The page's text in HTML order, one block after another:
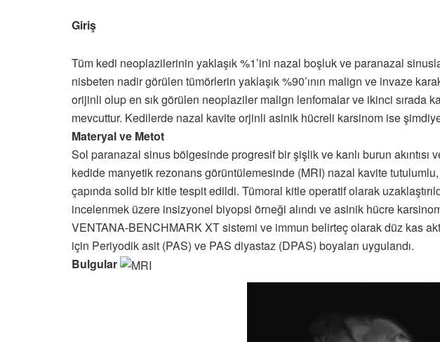
Giriş
Tüm kedi neoplazilerinin yaklaşık %1’ini nazal boşluk ve paranazal
nisbeten nadir görülen tümörlerin yaklaşık %90’ının malign ve invaze
orijinli olup en sık görülen neoplaziler malign lenfomalar ve ikinci sırada
mevcuttur. Kedilerde nazal kavite orjinli asinik hücreli karsinom ise
Materyal ve Metot
Sol paranazal sinus bölgesinde progresif bir şişlik ve kanlı burun
kedide manyetik rezonans görüntülemesinde (MRI) nazal kavite
çapında solid bir kitle tespit edildi. Tümoral kitle operatif olarak
incelenmek üzere insizyonel biyopsi örneği alındı ve asinik hücre
VENTANA-BENCHMARK XT sistemi ve immun belirteç olarak düz kas
için Periyodik asit (PAS) ve PAS diyastaz (DPAS) boyaları uygulandı.
Bulgular